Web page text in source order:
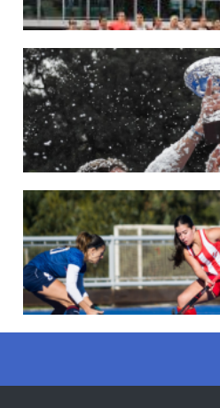
22/05/2026
LAS LEONAS CONVOCADAS PARA LA VENTANA
En junio, el seleccionado nacional disputará
League 2025-26 en Bélgica e Inglaterra.
18/05/2026
SE DEFINIERON LOS CAMPEONES DE LA
Del 13 al 17 de mayo se llevó a cabo el
país.
LEER MÁS
13/05/2026
todo el territorio nacional